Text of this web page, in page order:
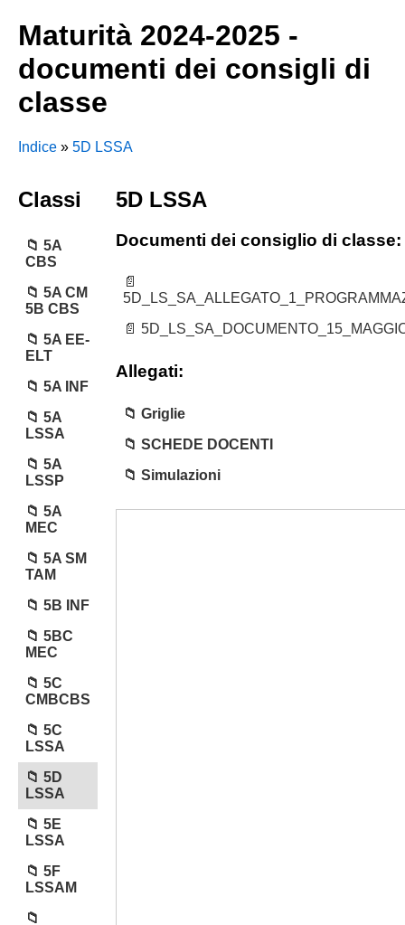
Maturità 2024-2025 -
documenti dei consigli di
classe
Indice » 5D LSSA
Classi
5A
CBS
5A CM
5B CBS
5A EE-
ELT
5A INF
5A
LSSA
5A
LSSP
5A
MEC
5A SM
TAM
5B INF
5BC
MEC
5C
CMBCBS
5C
LSSA
5D
LSSA
5E
LSSA
5F
LSSAM
5D LSSA
Documenti dei consiglio di classe:
Allegati:
Griglie
SCHEDE DOCENTI
Simulazioni